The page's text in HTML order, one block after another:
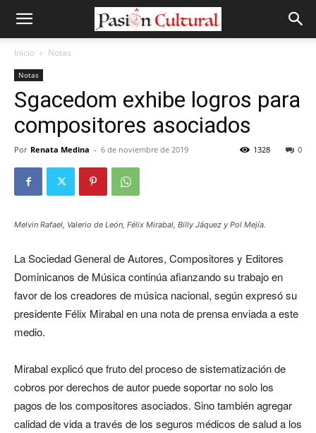
Inicio Notas
Notas
Sgacedom exhibe logros para
compositores asociados
Por Renata Medina - 6 de noviembre de 2019 0
1328
Melvin Rafael, Valerio de León, Félix Mirabal, Billy Jáquez y Pol Mejía.
La Sociedad General de Autores, Compositores y Editores
Dominicanos de Música continúa afianzando su trabajo en
favor de los creadores de música nacional, según expresó su
presidente Félix Mirabal en una nota de prensa enviada a este
medio.
Mirabal explicó que fruto del proceso de sistematización de
cobros por derechos de autor puede soportar no solo los
pagos de los compositores asociados. Sino también agregar
calidad de vida a través de los seguros médicos de salud a los